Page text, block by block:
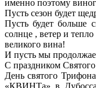
именно поэтому
Пусть сезон будет
Пусть будет больше
солнце , ветер и
великого вина!
И пусть мы
С праздником
День святого
«КВИНТа» в